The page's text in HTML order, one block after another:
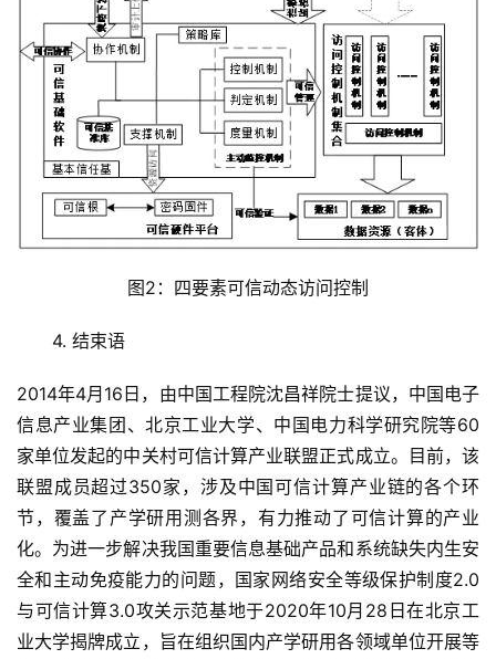
图2：四要素可信动态访问控制
4. 结束语
2014年4月16日，由中国工程院沈昌祥院士提议，中国电子
信息产业集团、北京工业大学、中国电力科学研究院等60
家单位发起的中关村可信计算产业联盟正式成立。目前，该
联盟成员超过350家，涉及中国可信计算产业链的各个环
节，覆盖了产学研用测各界，有力推动了可信计算的产业
化。为进一步解决我国重要信息基础产品和系统缺失内生安
全和主动免疫能力的问题，国家网络安全等级保护制度2.0
与可信计算3.0攻关示范基地于2020年10月28日在北京工
业大学揭牌成立，旨在组织国内产学研用各领域单位开展等